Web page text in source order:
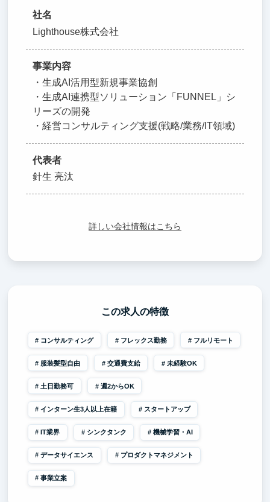
社名
Lighthouse株式会社
事業内容
・生成AI活用型新規事業協創
・生成AI連携型ソリューション「FUNNEL」シ
リーズの開発
・経営コンサルティング支援(戦略/業務/IT領域)
代表者
針生 亮汰
詳しい会社情報はこちら
この求人の特徴
コンサルティング フレックス勤務 フルリモート
服装髪型自由 交通費支給 未経験OK
土日勤務可 週2からOK
インターン生3人以上在籍 スタートアップ
IT業界 シンクタンク 機械学習・AI
データサイエンス プロダクトマネジメント
事業立案